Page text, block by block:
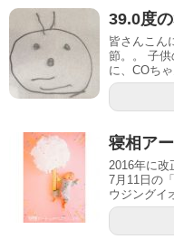
39.0度
皆さんこん
節。。 子
に、COち
寝相ア
2016年に改
7月11日の
ウジングイ